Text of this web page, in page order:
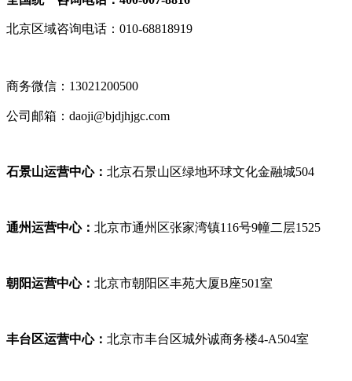
北京区域咨询电话：010-68818919
商务微信：13021200500
公司邮箱：daoji@bjdjhjgc.com
石景山运营中心： 北京石景山区绿地环球文化金融城504
通州运营中心： 北京市通州区张家湾镇116号9幢二层1525
朝阳运营中心： 北京市朝阳区丰苑大厦B座501室
丰台区运营中心： 北京市丰台区城外诚商务楼4-A504室